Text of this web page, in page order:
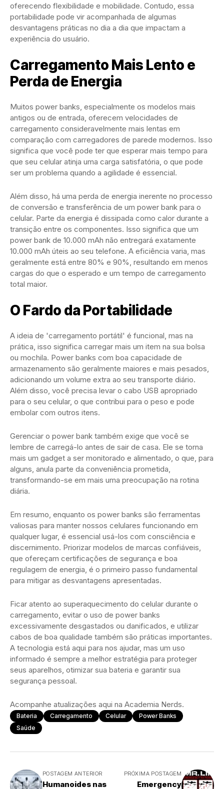
oferecendo flexibilidade e mobilidade. Contudo, essa
portabilidade pode vir acompanhada de algumas
desvantagens práticas no dia a dia que impactam a
experiência do usuário.
Carregamento Mais Lento e
Perda de Energia
Muitos power banks, especialmente os modelos mais
antigos ou de entrada, oferecem velocidades de
carregamento consideravelmente mais lentas em
comparação com carregadores de parede modernos. Isso
significa que você pode ter que esperar mais tempo para
que seu celular atinja uma carga satisfatória, o que pode
ser um problema quando a agilidade é essencial.
Além disso, há uma perda de energia inerente no processo
de conversão e transferência de um power bank para o
celular. Parte da energia é dissipada como calor durante a
transição entre os componentes. Isso significa que um
power bank de 10.000 mAh não entregará exatamente
10.000 mAh úteis ao seu telefone. A eficiência varia, mas
geralmente está entre 80% e 90%, resultando em menos
cargas do que o esperado e um tempo de carregamento
total maior.
O Fardo da Portabilidade
A ideia de 'carregamento portátil' é funcional, mas na
prática, isso significa carregar mais um item na sua bolsa
ou mochila. Power banks com boa capacidade de
armazenamento são geralmente maiores e mais pesados,
adicionando um volume extra ao seu transporte diário.
Além disso, você precisa levar o cabo USB apropriado
para o seu celular, o que contribui para o peso e pode
embolar com outros itens.
Gerenciar o power bank também exige que você se
lembre de carregá-lo antes de sair de casa. Ele se torna
mais um gadget a ser monitorado e alimentado, o que, para
alguns, anula parte da conveniência prometida,
transformando-se em mais uma preocupação na rotina
diária.
Em resumo, enquanto os power banks são ferramentas
valiosas para manter nossos celulares funcionando em
qualquer lugar, é essencial usá-los com consciência e
discernimento. Priorizar modelos de marcas confiáveis,
que ofereçam certificações de segurança e boa
regulagem de energia, é o primeiro passo fundamental
para mitigar as desvantagens apresentadas.
Ficar atento ao superaquecimento do celular durante o
carregamento, evitar o uso de power banks
excessivamente desgastados ou danificados, e utilizar
cabos de boa qualidade também são práticas importantes.
A tecnologia está aqui para nos ajudar, mas um uso
informado é sempre a melhor estratégia para proteger
seus aparelhos, otimizar sua bateria e garantir sua
segurança pessoal.
Acompanhe atualizações aqui na Academia Nerds.
Bateria Carregamento Celular
Power Banks
Saúde
POSTAGEM ANTERIOR
Humanoides nas
PRÓXIMA POSTAGEM
Emergency